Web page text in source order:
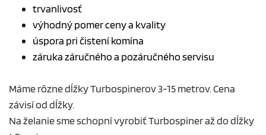
trvanlivosť
výhodný pomer ceny a kvality
úspora pri čistení komína
záruka záručného a pozáručného servisu
Máme rôzne dĺžky Turbospinerov 3-15 metrov. Cena
závisí od dĺžky.
Na želanie sme schopní vyrobiť Turbospiner až do dĺžky